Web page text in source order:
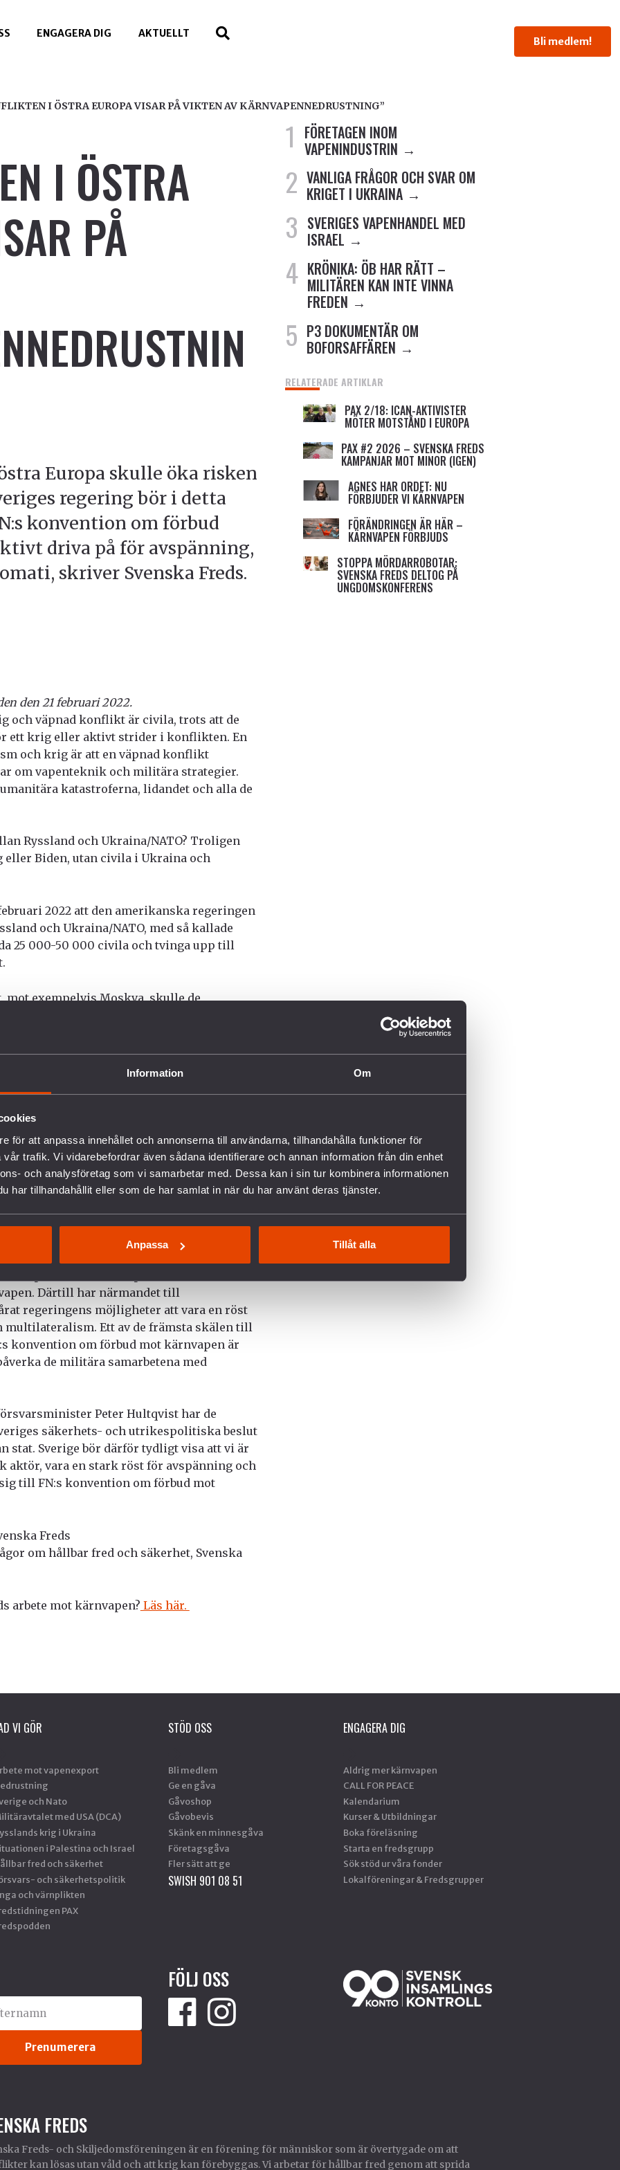
Information Om
för att anpassa innehållet och annonserna till användarna, tillhandahålla funktioner för
trafik. Vi vidarebefordrar även sådana identifierare och annan information från din enhet
och analysföretag som vi samarbetar med. Dessa kan i sin tur kombinera informationen
har tillhandahållit eller som de har samlat in när du har använt deras tjänster.
Anpassa Tillåt alla
ENGAGERA DIG AKTUELLT
Bli medlem!
I ÖSTRA EUROPA VISAR PÅ VIKTEN AV KÄRNVAPENNEDRUSTNING”
I ÖSTRA
PÅ
Europa skulle öka risken
regering bör i detta
konvention om förbud
driva på för avspänning,
skriver Svenska Freds.
den 21 februari 2022.
och väpnad konflikt är civila, trots att de
ett krig eller aktivt strider i konflikten. En
och krig är att en väpnad konflikt
om vapenteknik och militära strategier.
katastroferna, lidandet och alla de
Ryssland och Ukraina/NATO? Troligen
eller Biden, utan civila i Ukraina och
2022 att den amerikanska regeringen
och Ukraina/NATO, med så kallade
25 000-50 000 civila och tvinga upp till
mot exempelvis Moskva, skulle de
bli helt ofattbara och drabba
en sådan attack är genom
11 857 kärnvapenstridsspetsar, varav cirka
i fem europeiska länder. Amerikanska
kärnvapen med kort räckvidd avsedda
kärnvapenanvändning i konflikter mellan
ser vi allt fler makthavare även i
som ett säkerhetsskapande
har ställt sig bakom ett initiativ i
att stoppa Sveriges regering från att
nedrustningsmöten, mer specifikt den
på det första statspartsmötet för FN:s
Därtill har närmandet till
regeringens möjligheter att vara en röst
Ett av de främsta skälen till
konvention om förbud mot kärnvapen är
de militära samarbetena med
Peter Hultqvist har de
säkerhets- och utrikespolitiska beslut
stat. Sverige bör därför tydligt visa att vi är
aktör, vara en stark röst för avspänning och
till FN:s konvention om förbud mot
Freds
om hållbar fred och säkerhet, Svenska
arbete mot kärnvapen? Läs här.
FÖRETAGEN INOM
VAPENINDUSTRIN
VANLIGA FRÅGOR OCH SVAR OM
KRIGET I UKRAINA
SVERIGES VAPENHANDEL MED
ISRAEL
KRÖNIKA: ÖB HAR RÄTT –
MILITÄREN KAN INTE VINNA
FREDEN
P3 DOKUMENTÄR OM
BOFORSAFFÄREN
RELATERADE ARTIKLAR
PAX 2/18: ICAN-AKTIVISTER
MÖTER MOTSTÅND I EUROPA
PAX #2 2026 – SVENSKA FREDS
KAMPANJAR MOT MINOR (IGEN)
AGNES HAR ORDET: NU
FÖRBJUDER VI KÄRNVAPEN
FÖRÄNDRINGEN ÄR HÄR –
KÄRNVAPEN FÖRBJUDS
STOPPA MÖRDARROBOTAR:
SVENSKA FREDS DELTOG PÅ
UNGDOMSKONFERENS
VI GÖR
mot vapenexport
och Nato
med USA (DCA)
krig i Ukraina
i Palestina och Israel
fred och säkerhet
och säkerhetspolitik
och värnplikten
PAX
STÖD OSS
Bli medlem
Ge en gåva
Gåvoshop
Gåvobevis
Skänk en minnesgåva
Företagsgåva
Fler sätt att ge
SWISH 901 08 51
ENGAGERA DIG
Aldrig mer kärnvapen
CALL FOR PEACE
Kalendarium
Kurser & Utbildningar
Boka föreläsning
Starta en fredsgrupp
Sök stöd ur våra fonder
Lokalföreningar & Fredsgrupper
FÖLJ OSS
FREDS
Freds- och Skiljedomsföreningen är en förening för människor som är övertygade om att
kan lösas utan våld och att krig kan förebyggas. Vi arbetar för hållbar fred genom att sprida